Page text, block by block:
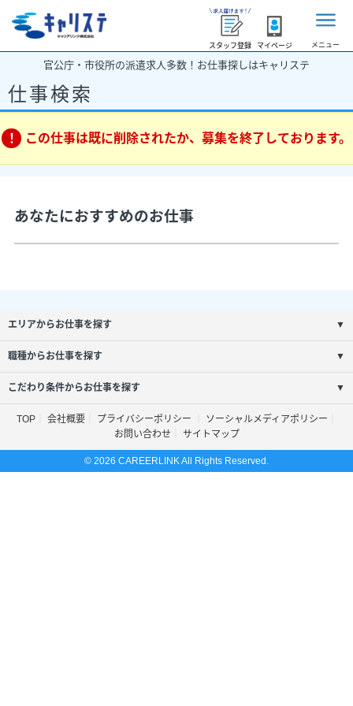
スタッフ登録 マイページ メニュー
官公庁・市役所の派遣求人多数！お仕事探しはキャリステ
仕事検索
この仕事は既に削除されたか、募集を終了しております。
あなたにおすすめのお仕事
エリアからお仕事を探す ▼
職種からお仕事を探す ▼
こだわり条件からお仕事を探す ▼
TOP 会社概要 プライバシーポリシー
ソーシャルメディアポリシー
お問い合わせ
サイトマップ
© 2026 CAREERLINK All Rights Reserved.